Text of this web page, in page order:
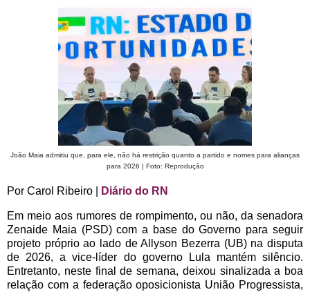
João Maia admitiu que, para ele, não há restrição quanto a partido e nomes para alianças
para 2026 | Foto: Reprodução
Por Carol Ribeiro | Diário do RN
Em meio aos rumores de rompimento, ou não, da senadora
Zenaide Maia (PSD) com a base do Governo para seguir
projeto próprio ao lado de Allyson Bezerra (UB) na disputa
de 2026, a vice-líder do governo Lula mantém silêncio.
Entretanto, neste final de semana, deixou sinalizada a boa
relação com a federação oposicionista União Progressista,